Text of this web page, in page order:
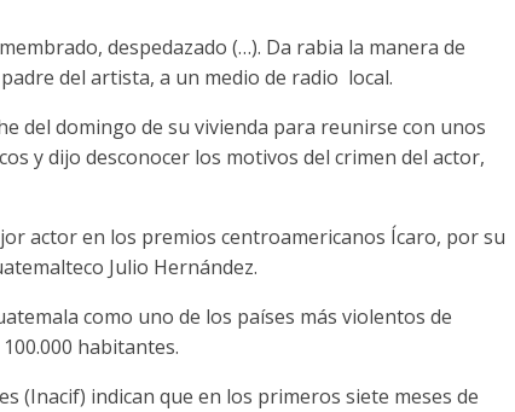
despedazado (…). Da rabia la manera de
del artista, a un medio de radio local.
del domingo de su vivienda para reunirse con unos
y dijo desconocer los motivos del crimen del actor,
actor en los premios centroamericanos Ícaro, por su
Julio Hernández.
como uno de los países más violentos de
habitantes.
(Inacif) indican que en los primeros siete meses de